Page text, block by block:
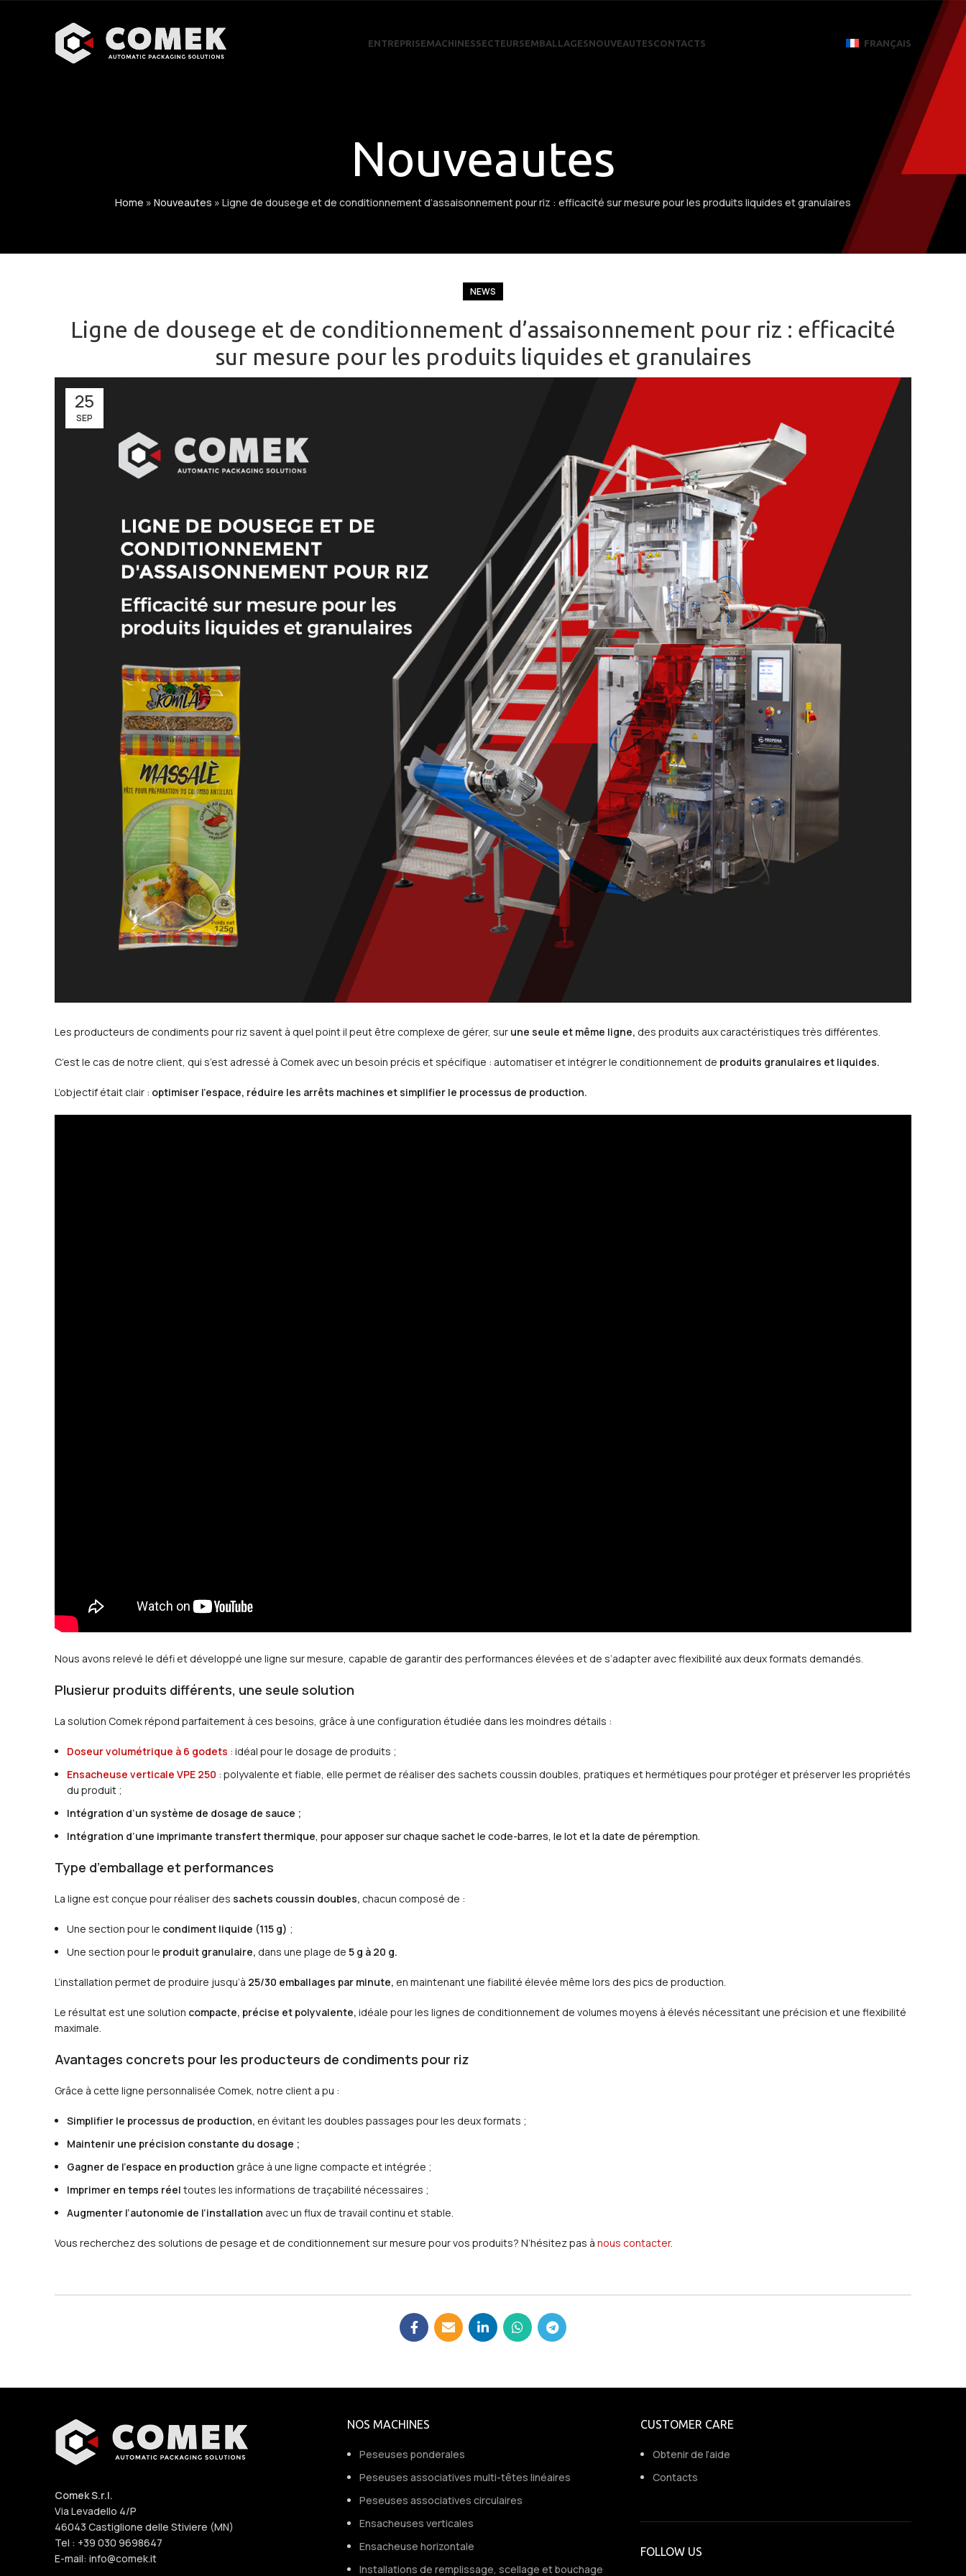
ENTREPRISEMACHINESSECTEURSEMBALLAGESNOUVEAUTESCONTACTS FRANÇAIS
Nouveautes
Home » Nouveautes » Ligne de dousege et de conditionnement d’assaisonnement pour riz : efficacité sur mesure pour les produits liquides et granulaires
NEWS
Ligne de dousege et de conditionnement d’assaisonnement pour riz : efficacité
sur mesure pour les produits liquides et granulaires
25
SEP
Les producteurs de condiments pour riz savent à quel point il peut être complexe de gérer, sur une seule et même ligne, des produits aux caractéristiques très différentes.
C’est le cas de notre client, qui s’est adressé à Comek avec un besoin précis et spécifique : automatiser et intégrer le conditionnement de produits granulaires et liquides.
L’objectif était clair : optimiser l’espace, réduire les arrêts machines et simplifier le processus de production.
Nous avons relevé le défi et développé une ligne sur mesure, capable de garantir des performances élevées et de s’adapter avec flexibilité aux deux formats demandés.
Plusierur produits différents, une seule solution
La solution Comek répond parfaitement à ces besoins, grâce à une configuration étudiée dans les moindres détails :
Doseur volumétrique à 6 godets : idéal pour le dosage de produits ;
Ensacheuse verticale VPE 250 : polyvalente et fiable, elle permet de réaliser des sachets coussin doubles, pratiques et hermétiques pour protéger et préserver les propriétés
du produit ;
Intégration d’un système de dosage de sauce ;
Intégration d’une imprimante transfert thermique, pour apposer sur chaque sachet le code-barres, le lot et la date de péremption.
Type d’emballage et performances
La ligne est conçue pour réaliser des sachets coussin doubles, chacun composé de :
Une section pour le condiment liquide (115 g) ;
Une section pour le produit granulaire, dans une plage de 5 g à 20 g.
L’installation permet de produire jusqu’à 25/30 emballages par minute, en maintenant une fiabilité élevée même lors des pics de production.
Le résultat est une solution compacte, précise et polyvalente, idéale pour les lignes de conditionnement de volumes moyens à élevés nécessitant une précision et une flexibilité
maximale.
Avantages concrets pour les producteurs de condiments pour riz
Grâce à cette ligne personnalisée Comek, notre client a pu :
Simplifier le processus de production, en évitant les doubles passages pour les deux formats ;
Maintenir une précision constante du dosage ;
Gagner de l’espace en production grâce à une ligne compacte et intégrée ;
Imprimer en temps réel toutes les informations de traçabilité nécessaires ;
Augmenter l’autonomie de l’installation avec un flux de travail continu et stable.
Vous recherchez des solutions de pesage et de conditionnement sur mesure pour vos produits? N’hésitez pas à nous contacter.
Comek S.r.l.
Via Levadello 4/P
46043 Castiglione delle Stiviere (MN)
Tel : +39 030 9698647
E-mail: info@comek.it
NOS MACHINES
Peseuses ponderales
Peseuses associatives multi-têtes linéaires
Peseuses associatives circulaires
Ensacheuses verticales
Ensacheuse horizontale
Installations de remplissage, scellage et bouchage
CUSTOMER CARE
Obtenir de l’aide
Contacts
FOLLOW US